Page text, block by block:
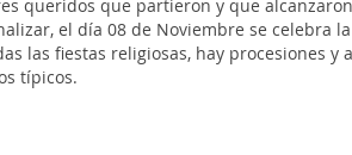
queridos que partieron y que
el día 08 de Noviembre se celebra la
las fiestas religiosas, hay procesiones y
típicos.